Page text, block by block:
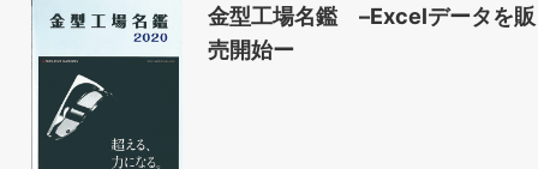
金型工場名鑑 –Excelデータを販
売開始ー